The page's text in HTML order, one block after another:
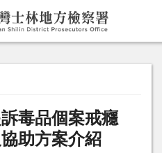
毒品個案戒癮
助方案介紹